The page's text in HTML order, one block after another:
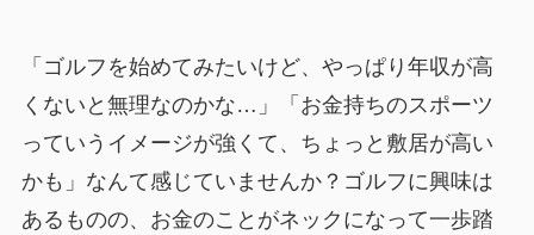
「ゴルフを始めてみたいけど、やっぱり年収が高
くないと無理なのかな…」「お金持ちのスポーツ
っていうイメージが強くて、ちょっと敷居が高い
かも」なんて感じていませんか？ゴルフに興味は
あるものの、お金のことがネックになって一歩踏